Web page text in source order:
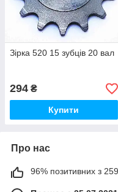
Зірка 520 15 зубців 20 вал
294 ₴
Купити
Про нас
96% позитивних з 259